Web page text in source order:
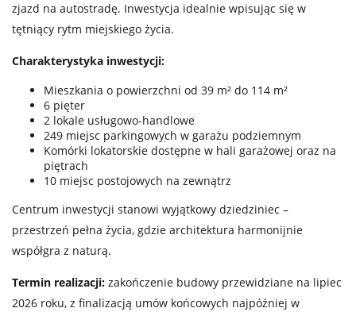
zjazd na autostradę. Inwestycja idealnie wpisując się w
tętniący rytm miejskiego życia.
Charakterystyka inwestycji:
Mieszkania o powierzchni od 39 m² do 114 m²
6 pięter
2 lokale usługowo-handlowe
249 miejsc parkingowych w garażu podziemnym
Komórki lokatorskie dostępne w hali garażowej oraz na
piętrach
10 miejsc postojowych na zewnątrz
Centrum inwestycji stanowi wyjątkowy dziedziniec –
przestrzeń pełna życia, gdzie architektura harmonijnie
współgra z naturą.
Termin realizacji: zakończenie budowy przewidziane na lipiec
2026 roku, z finalizacją umów końcowych najpóźniej w